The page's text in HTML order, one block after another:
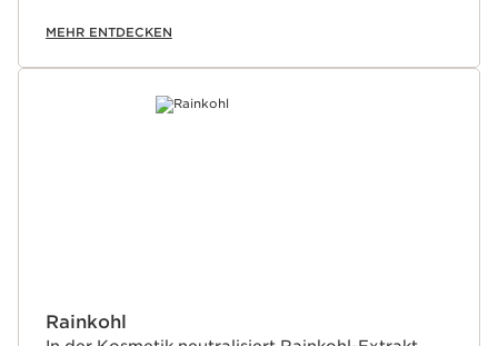
MEHR ENTDECKEN
Rainkohl